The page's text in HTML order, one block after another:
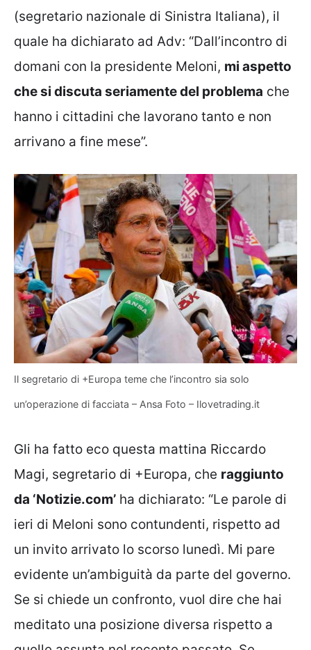
(segretario nazionale di Sinistra Italiana), il
quale ha dichiarato ad Adv: “Dall’incontro di
domani con la presidente Meloni, mi aspetto
che si discuta seriamente del problema che
hanno i cittadini che lavorano tanto e non
arrivano a fine mese”.
Il segretario di +Europa teme che l’incontro sia solo
un’operazione di facciata – Ansa Foto – Ilovetrading.it
Gli ha fatto eco questa mattina Riccardo
Magi, segretario di +Europa, che raggiunto
da ‘Notizie.com’ ha dichiarato: “Le parole di
ieri di Meloni sono contundenti, rispetto ad
un invito arrivato lo scorso lunedì. Mi pare
evidente un’ambiguità da parte del governo.
Se si chiede un confronto, vuol dire che hai
meditato una posizione diversa rispetto a